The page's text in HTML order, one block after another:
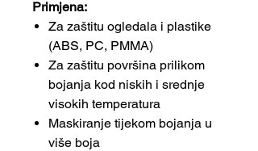
Primjena:
Za zaštitu ogledala i plastike
(ABS, PC, PMMA)
Za zaštitu površina prilikom
bojanja kod niskih i srednje
visokih temperatura
Maskiranje tijekom bojanja u
više boja